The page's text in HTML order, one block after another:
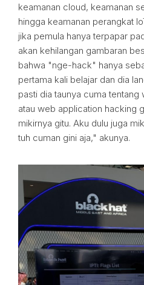
keamanan cloud, keamanan
hingga keamanan perangkat
jika pemula hanya terpapar
akan kehilangan gambaran
bahwa "nge-hack" hanya
pertama kali belajar dan dia
pasti dia taunya cuma
atau web application hacking
mikirnya gitu. Aku dulu juga
tuh cuman gini aja," akunya.